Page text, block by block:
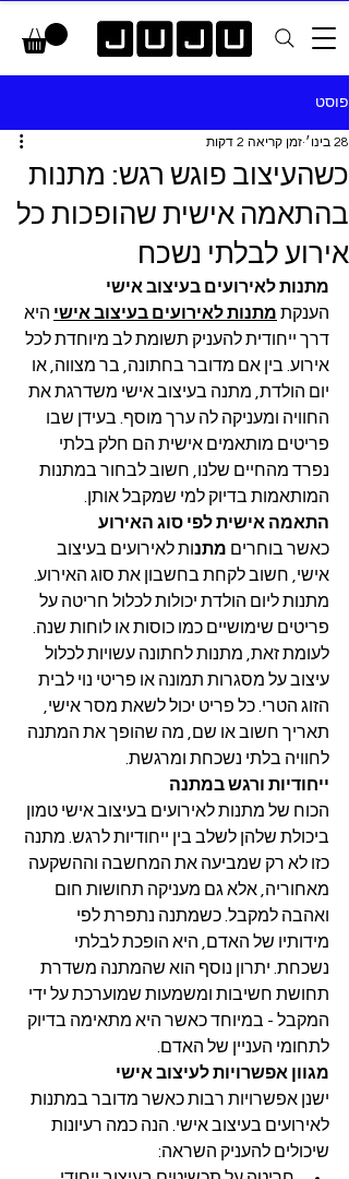
פוסט
כשהעיצוב פוגש רגש: מתנות
בהתאמה אישית שהופכות כל
אירוע לבלתי נשכח
28 בינו׳ זמן קריאה 2 דקות
מתנות לאירועים בעיצוב אישי
הענקת מתנות לאירועים בעיצוב אישי היא
דרך ייחודית להעניק תשומת לב מיוחדת לכל
אירוע. בין אם מדובר בחתונה, בר מצווה, או
יום הולדת, מתנה בעיצוב אישי משדרגת את
החוויה ומעניקה לה ערך מוסף. בעידן שבו
פריטים מותאמים אישית הם חלק בלתי
נפרד מהחיים שלנו, חשוב לבחור במתנות
המותאמות בדיוק למי שמקבל אותן.
התאמה אישית לפי סוג האירוע
כאשר בוחרים מתנות לאירועים בעיצוב
אישי, חשוב לקחת בחשבון את סוג האירוע.
מתנות ליום הולדת יכולות לכלול חריטה על
פריטים שימושיים כמו כוסות או לוחות שנה.
לעומת זאת, מתנות לחתונה עשויות לכלול
עיצוב על מסגרות תמונה או פריטי נוי לבית
הזוג הטרי. כל פריט יכול לשאת מסר אישי,
תאריך חשוב או שם, מה שהופך את המתנה
לחוויה בלתי נשכחת ומרגשת.
ייחודיות ורגש במתנה
הכוח של מתנות לאירועים בעיצוב אישי טמון
ביכולת שלהן לשלב בין ייחודיות לרגש. מתנה
כזו לא רק שמביעה את המחשבה וההשקעה
מאחוריה, אלא גם מעניקה תחושות חום
ואהבה למקבל. כשמתנה נתפרת לפי
מידותיו של האדם, היא הופכת לבלתי
נשכחת. יתרון נוסף הוא שהמתנה משדרת
תחושת חשיבות ומשמעות שמוערכת על ידי
המקבל - במיוחד כאשר היא מתאימה בדיוק
לתחומי העניין של האדם.
מגוון אפשרויות לעיצוב אישי
ישנן אפשרויות רבות כאשר מדובר במתנות
לאירועים בעיצוב אישי. הנה כמה רעיונות
שיכולים להעניק השראה: